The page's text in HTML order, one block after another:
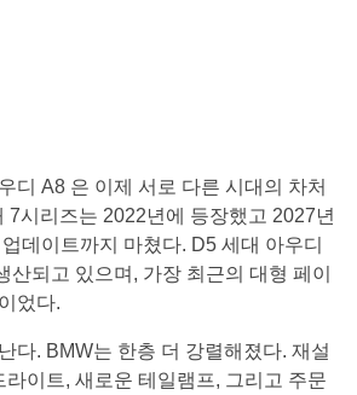
디 A8 은 이제 서로 다른 시대의 차처
7시리즈는 2022년에 등장했고 2027년
데이트까지 마쳤다. D5 세대 아우디
산되고 있으며, 가장 최근의 대형 페이
었다.
다. BMW는 한층 더 강렬해졌다. 재설
라이트, 새로운 테일램프, 그리고 주문